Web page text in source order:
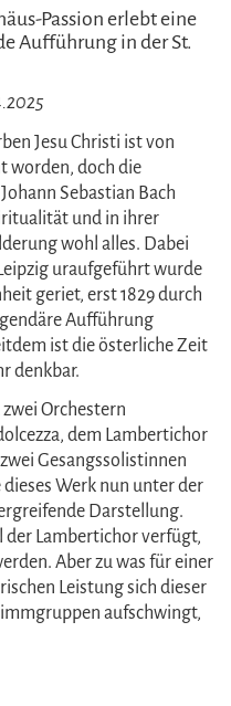
Passion erlebt eine
Aufführung in der St.
Jesu Christi ist von
worden, doch die
Sebastian Bach
und in ihrer
wohl alles. Dabei
uraufgeführt wurde
geriet, erst 1829 durch
Aufführung
ist die österliche Zeit
denkbar.
Orchestern
dem Lambertichor
Gesangssolistinnen
Werk nun unter der
Darstellung.
Lambertichor verfügt,
Aber zu was für einer
Leistung sich dieser
aufschwingt,